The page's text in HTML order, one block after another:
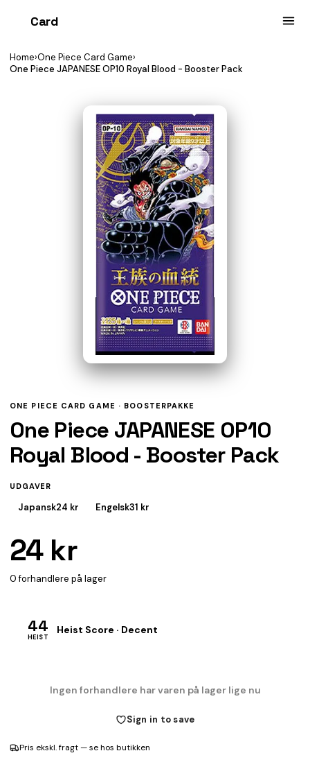
Card
Home›One Piece Card Game›
One Piece JAPANESE OP10 Royal Blood - Booster Pack
ONE PIECE CARD GAME · BOOSTERPAKKE
One Piece JAPANESE OP10
Royal Blood - Booster Pack
UDGAVER
Japansk24 kr Engelsk31 kr
24 kr
0 forhandlere på lager
44
HEIST
Heist Score · Decent
Ingen forhandlere har varen på lager lige nu
Sign in to save
Pris ekskl. fragt — se hos butikken